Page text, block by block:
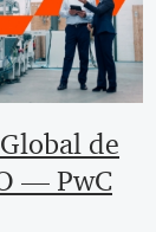
de
— PwC